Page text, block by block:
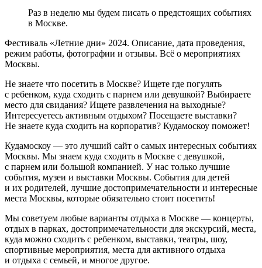
Раз в неделю мы будем писать о предстоящих событиях
в Москве.
Фестиваль «Летние дни» 2024. Описание, дата проведения,
режим работы, фотографии и отзывы. Всё о мероприятиях
Москвы.
Не знаете что посетить в Москве? Ищете где погулять
с ребенком, куда сходить с парнем или девушкой? Выбираете
место для свидания? Ищете развлечения на выходные?
Интересуетесь активным отдыхом? Посещаете выставки?
Не знаете куда сходить на корпоратив? Кудамоскоу поможет!
Кудамоскоу — это лучший сайт о самых интересных событиях
Москвы. Мы знаем куда сходить в Москве с девушкой,
с парнем или большой компанией. У нас только лучшие
события, музеи и выставки Москвы. События для детей
и их родителей, лучшие достопримечательности и интересные
места Москвы, которые обязательно стоит посетить!
Мы советуем любые варианты отдыха в Москве — концерты,
отдых в парках, достопримечательности для экскурсий, места,
куда можно сходить с ребенком, выставки, театры, шоу,
спортивные мероприятия, места для активного отдыха
и отдыха с семьей, и многое другое.